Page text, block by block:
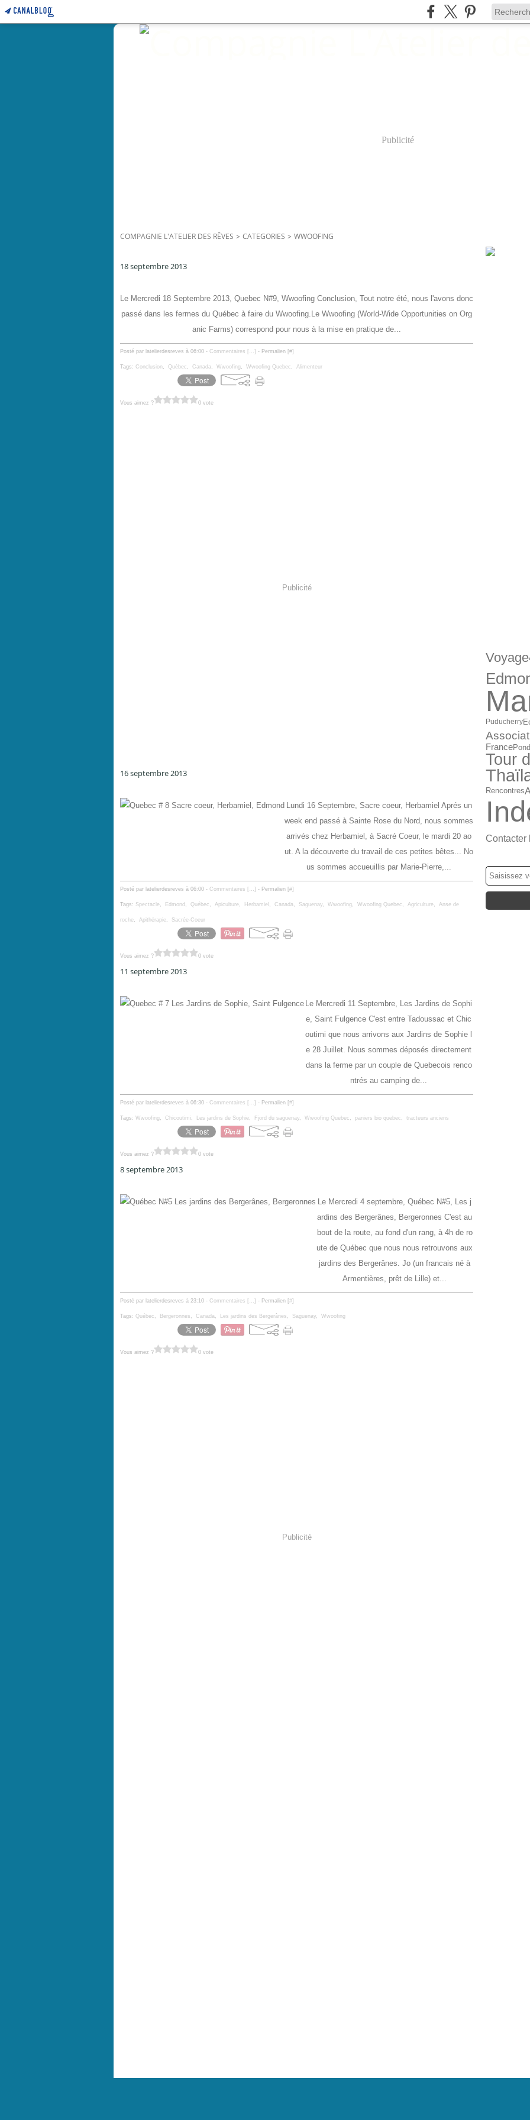
Publicité
COMPAGNIE L'ATELIER DES RÊVES > CATEGORIES > WWOOFING
18 septembre 2013
Le Mercredi 18 Septembre 2013, Quebec N#9, Wwoofing Conclusion, Tout notre été, nous l'avons donc
passé dans les fermes du Québec à faire du Wwoofing.Le Wwoofing (World-Wide Opportunities on Org
anic Farms) correspond pour nous à la mise en pratique de...
Posté par latelierdesreves à 06:00 - Commentaires [ …] - Permalien [#]
Tags: Conclusion, Québec , Canada, Wwoofing , Wwoofing Quebec , Alimenteur
Vous aimez ? 0 vote
Publicité
16 septembre 2013
Lundi 16 Septembre, Sacre coeur, Herbamiel Aprés un
week end passé à Sainte Rose du Nord, nous sommes
arrivés chez Herbamiel, à Sacré Coeur, le mardi 20 ao
ut. A la découverte du travail de ces petites bêtes... No
us sommes accueuillis par Marie-Pierre,...
Posté par latelierdesreves à 06:00 - Commentaires [ …] - Permalien [#]
Tags: Spectacle, Edmond , Québec , Apiculture, Herbamiel , Canada, Saguenay, Wwoofing , Wwoofing Quebec , Agriculture, Anse de
roche, Apithérapie, Sacrée-Coeur
Vous aimez ? 0 vote
11 septembre 2013
Le Mercredi 11 Septembre, Les Jardins de Sophi
e, Saint Fulgence C'est entre Tadoussac et Chic
outimi que nous arrivons aux Jardins de Sophie l
e 28 Juillet. Nous sommes déposés directement
dans la ferme par un couple de Quebecois renco
ntrés au camping de...
Posté par latelierdesreves à 06:30 - Commentaires [ …] - Permalien [#]
Tags: Wwoofing , Chicoutimi , Les jardins de Sophie, Fjord du saguenay, Wwoofing Quebec , paniers bio quebec , tracteurs anciens
Vous aimez ? 0 vote
8 septembre 2013
Le Mercredi 4 septembre, Québec N#5, Les j
ardins des Bergerânes, Bergeronnes C'est au
bout de la route, au fond d'un rang, à 4h de ro
ute de Québec que nous nous retrouvons aux
jardins des Bergerânes. Jo (un francais né à
Armentières, prêt de Lille) et...
Posté par latelierdesreves à 23:10 - Commentaires [ …] - Permalien [#]
Tags: Québec , Bergeronnes , Canada, Les jardins des Bergerânes , Saguenay, Wwoofing
Vous aimez ? 0 vote
Publicité
Voyage
Puducherry
France
Tour
Rencontres
Contacter